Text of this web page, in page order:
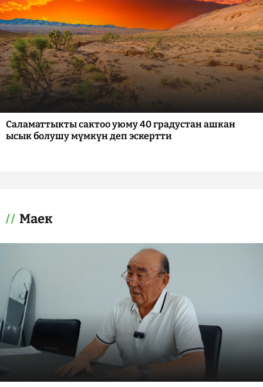
Саламаттыкты сактоо уюму 40 градустан ашкан
ысык болушу мүмкүн деп эскертти
Маек